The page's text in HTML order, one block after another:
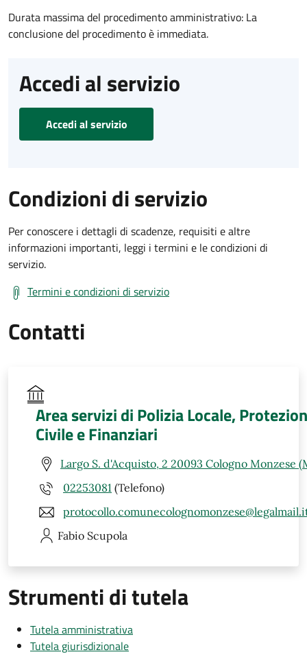
Durata massima del procedimento amministrativo: La
conclusione del procedimento è immediata.
Accedi al servizio
Accedi al servizio
Condizioni di servizio
Per conoscere i dettagli di scadenze, requisiti e altre
informazioni importanti, leggi i termini e le condizioni di
servizio.
Termini e condizioni di servizio
Contatti
Area servizi di Polizia Locale,
Civile e Finanziari
Largo S. d'Acquisto, 2 20093 Cologno Monzese
02253081 (Telefono)
Fabio Scupola
Strumenti di tutela
Tutela amministrativa
Tutela giurisdizionale